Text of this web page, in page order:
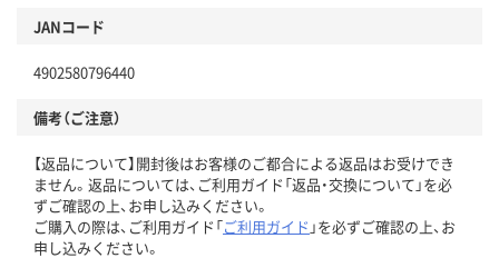
JANコード
4902580796440
備考（ご注意）
【返品について】開封後はお客様のご都合による返品はお受けでき
ません。返品については、ご利用ガイド「返品・交換について」を必
ずご確認の上、お申し込みください。
ご購入の際は、ご利用ガイド「ご利用ガイド 」を必ずご確認の上、お
申し込みください。